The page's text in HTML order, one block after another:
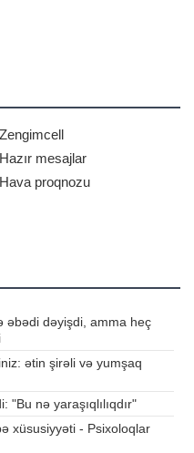
Zengimcell
Hazır mesajlar
Hava proqnozu
əbədi dəyişdi, amma heç
ətin şirəli və yumşaq
"Bu nə yaraşıqlılıqdır"
xüsusiyyəti - Psixoloqlar